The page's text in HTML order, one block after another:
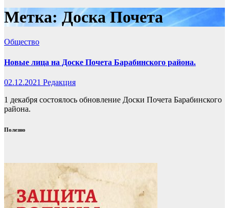
Метка:Доска Почета
Общество
Новые лица на Доске Почета Барабинского района.
02.12.2021 Редакция
1 декабря состоялось обновление Доски Почета Барабинского
района.
Полезно